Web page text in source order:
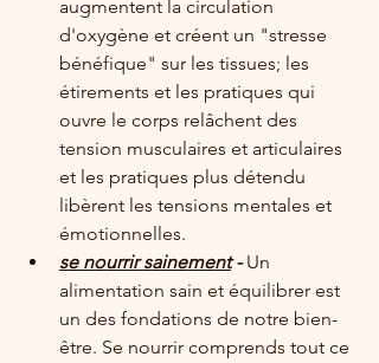
augmentent la circulation
d'oxygène et créent un "stresse
bénéfique" sur les tissues; les
étirements et les pratiques qui
ouvre le corps relâchent des
tension musculaires et articulaires
et les pratiques plus détendu
libèrent les tensions mentales et
émotionnelles.
se nourrir sainement - Un
alimentation sain et équilibrer est
un des fondations de notre bien-
être. Se nourrir comprends tout ce